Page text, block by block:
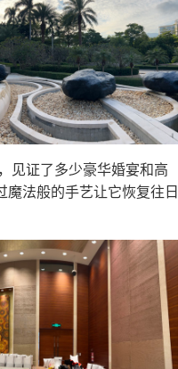
见证了多少豪华婚宴和高
法般的手艺让它恢复往日